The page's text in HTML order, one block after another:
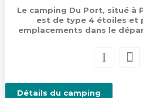
Le camping Du Port, situé à
est de type 4 étoiles et
emplacements dans le
Détails du camping